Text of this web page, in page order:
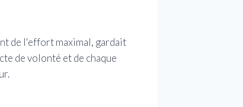
de l'effort maximal, gardait
de volonté et de chaque